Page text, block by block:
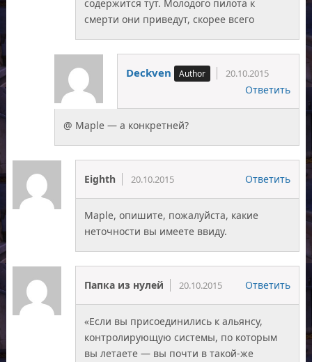
содержится тут. Молодого пилота к
смерти они приведут, скорее всего
Deckven 20.10.2015
Ответить
@ Maple — а конкретней?
Eighth 20.10.2015 Ответить
Maple, опишите, пожалуйста, какие
неточности вы имеете ввиду.
Папка из нулей 20.10.2015 Ответить
«Если вы присоединились к альянсу,
контролирующую системы, по которым
вы летаете — вы почти в такой-же